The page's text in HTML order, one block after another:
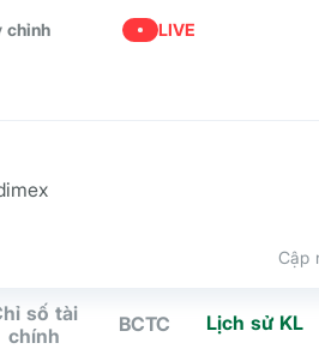
cho bạn
LIVE
Cập
số tài
chính
BCTC Lịch sử KL